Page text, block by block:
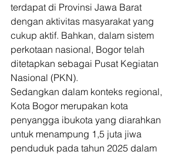
terdapat di Provinsi Jawa Barat
dengan aktivitas masyarakat yang
cukup aktif. Bahkan, dalam sistem
perkotaan nasional, Bogor telah
ditetapkan sebagai Pusat Kegiatan
Nasional (PKN).
Sedangkan dalam konteks regional,
Kota Bogor merupakan kota
penyangga ibukota yang diarahkan
untuk menampung 1,5 juta jiwa
penduduk pada tahun 2025 dalam